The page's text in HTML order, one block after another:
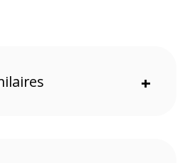
seront effectivement calculés dans le
+